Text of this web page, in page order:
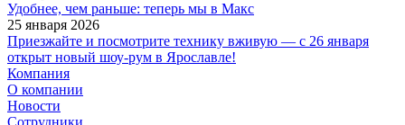
Удобнее, чем раньше: теперь мы в Макс
25 января 2026
Приезжайте и посмотрите технику вживую — с 26 января
открыт новый шоу-рум в Ярославле!
Компания
О компании
Новости